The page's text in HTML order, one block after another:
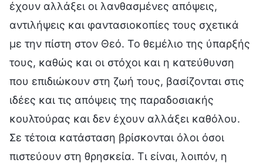
έχουν αλλάξει οι λανθασμένες απόψεις,
αντιλήψεις και φαντασιοκοπίες τους σχετικά
με την πίστη στον Θεό. Το θεμέλιο της ύπαρξής
τους, καθώς και οι στόχοι και η κατεύθυνση
που επιδιώκουν στη ζωή τους, βασίζονται στις
ιδέες και τις απόψεις της παραδοσιακής
κουλτούρας και δεν έχουν αλλάξει καθόλου.
Σε τέτοια κατάσταση βρίσκονται όλοι όσοι
πιστεύουν στη θρησκεία. Τι είναι, λοιπόν, η